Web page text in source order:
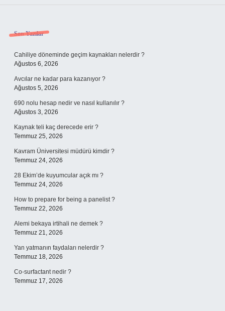
Sidebar
Son Yazılar
Cahiliye döneminde geçim kaynakları nelerdir ?
Ağustos 6, 2026
Avcılar ne kadar para kazanıyor ?
Ağustos 5, 2026
690 nolu hesap nedir ve nasıl kullanılır ?
Ağustos 3, 2026
Kaynak teli kaç derecede erir ?
Temmuz 25, 2026
Kavram Üniversitesi müdürü kimdir ?
Temmuz 24, 2026
28 Ekim’de kuyumcular açık mı ?
Temmuz 24, 2026
How to prepare for being a panelist ?
Temmuz 22, 2026
Alemi bekaya irtihali ne demek ?
Temmuz 21, 2026
Yan yatmanın faydaları nelerdir ?
Temmuz 18, 2026
Co-surfactant nedir ?
Temmuz 17, 2026